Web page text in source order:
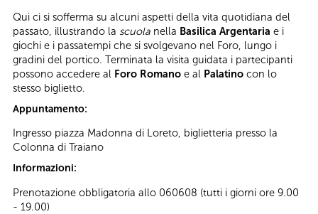
Qui ci si sofferma su alcuni aspetti della vita quotidiana del
passato, illustrando la scuola nella Basilica Argentaria e i
giochi e i passatempi che si svolgevano nel Foro, lungo i
gradini del portico. Terminata la visita guidata i partecipanti
possono accedere al Foro Romano e al Palatino con lo
stesso biglietto.
Appuntamento:
Ingresso piazza Madonna di Loreto, biglietteria presso la
Colonna di Traiano
Informazioni:
Prenotazione obbligatoria allo 060608 (tutti i giorni ore 9.00
- 19.00)